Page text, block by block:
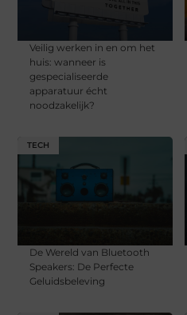
Veilig werken in en om het
huis: wanneer is
gespecialiseerde
apparatuur écht
noodzakelijk?
TECH
De Wereld van Bluetooth
Speakers: De Perfecte
Geluidsbeleving